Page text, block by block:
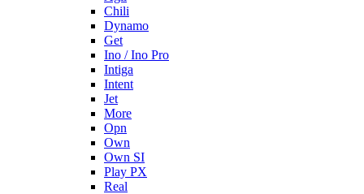
Chili
Dynamo
Get
Ino / Ino Pro
Intiga
Intent
Jet
More
Opn
Own
Own SI
Play PX
Real